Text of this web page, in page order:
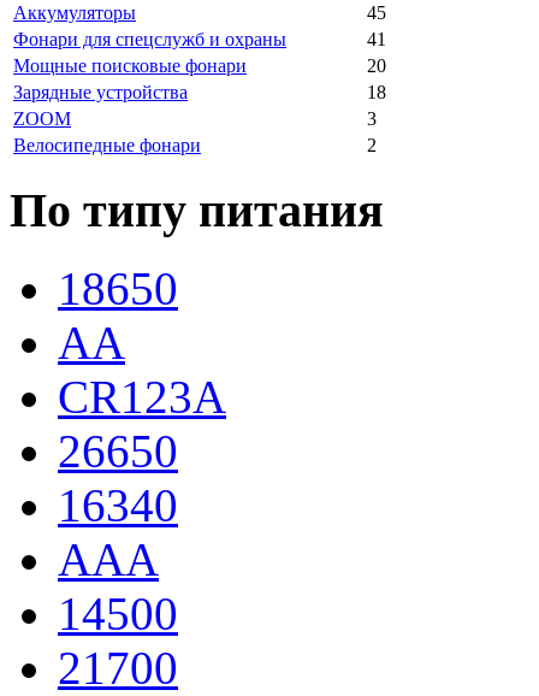
Аккумуляторы
45
Фонари для спецслужб и охраны
41
Мощные поисковые фонари
20
Зарядные устройства
18
ZOOM
3
Велосипедные фонари
2
По типу питания
18650
AA
CR123A
26650
16340
AAA
14500
21700